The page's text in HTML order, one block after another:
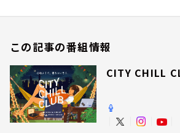
この記事の番組情報
CITY CHILL